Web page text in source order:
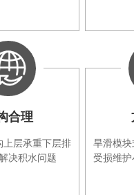
合理
上层承重下层排
决积水问题
旱滑模
受损维